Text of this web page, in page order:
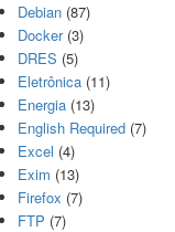
Debian (87)
Docker(3)
DRES (5)
Eletrônica (11)
Energia (13)
English Required (7)
Excel (4)
Exim (13)
Firefox (7)
FTP (7)